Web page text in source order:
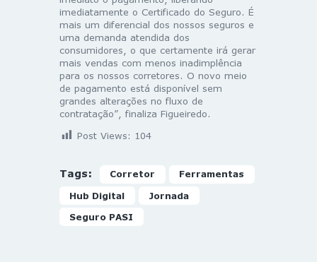
imediatamente o Certificado do Seguro. É
mais um diferencial dos nossos seguros e
uma demanda atendida dos
consumidores, o que certamente irá gerar
mais vendas com menos inadimplência
para os nossos corretores. O novo meio
de pagamento está disponível sem
grandes alterações no fluxo de
contratação”, finaliza Figueiredo.
Post Views: 104
Tags: Corretor Ferramentas
Hub Digital Jornada
Seguro PASI